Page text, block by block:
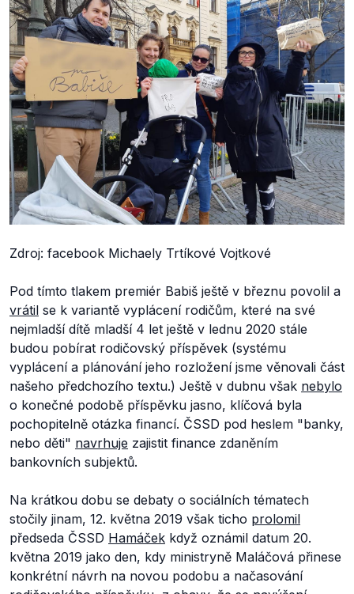
Zdroj: facebook Michaely Trtíkové Vojtkové
Pod tímto tlakem premiér Babiš ještě v březnu povolil a
vrátil se k variantě vyplácení rodičům, které na své
nejmladší dítě mladší 4 let ještě v lednu 2020 stále
budou pobírat rodičovský příspěvek (systému
vyplácení a plánování jeho rozložení jsme věnovali část
našeho předchozího textu.) Ještě v dubnu však nebylo
o konečné podobě příspěvku jasno, klíčová byla
pochopitelně otázka financí. ČSSD pod heslem "banky,
nebo děti" navrhuje zajistit finance zdaněním
bankovních subjektů.
Na krátkou dobu se debaty o sociálních tématech
stočily jinam, 12. května 2019 však ticho prolomil
předseda ČSSD Hamáček když oznámil datum 20.
května 2019 jako den, kdy ministryně Maláčová přinese
konkrétní návrh na novou podobu a načasování